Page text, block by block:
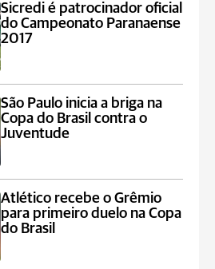
Sicredi é patrocinador oficial
do Campeonato Paranaense
2017
São Paulo inicia a briga na
Copa do Brasil contra o
Juventude
Atlético recebe o Grêmio
para primeiro duelo na Copa
do Brasil